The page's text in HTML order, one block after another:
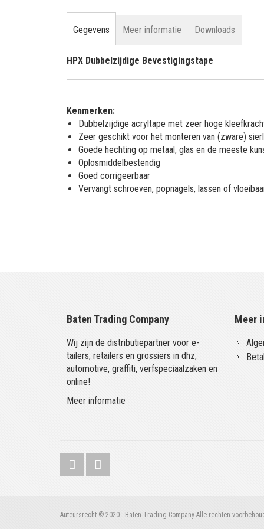
Gegevens
HPX Dubbelzijdige Bevestigingstape
Kenmerken:
Dubbelzijdige acryltape met zeer hoge
Zeer geschikt voor het monteren van (zware)
Goede hechting op metaal, glas en de meeste
Oplosmiddelbestendig
Goed corrigeerbaar
Vervangt schroeven, popnagels, lassen of
Meer informatie Downloads
Baten Trading Company
Wij zijn de distributiepartner voor e-
tailers, retailers en grossiers in dhz,
automotive, graffiti, verfspeciaalzaken en
online!
Meer informatie
Meer
Auteursrecht © 2020 - Baten Trading Company Alle rechten